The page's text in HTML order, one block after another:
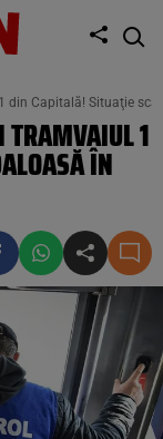
din Capitală! Situaţie
TRAMVAIUL 1
ÎN